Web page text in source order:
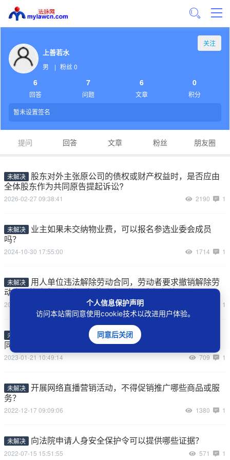
关注
上善若水
男 | 粉丝 0
6
回答
7
问题
6
文章
0
积分
暂未设置签名
提问 回答 文章 粉丝 朋友圈
未解决
股东对外主张原公司的债权或财产权益时，是否应由
全体股东作为共同原告提起诉讼?
2026-02-27 09:38:41 2190 1
未解决
业主如果未交纳物业费，可以报名参选业委会成员
吗？
2024-10-30 17:55:00 1714 1
未解决
用人单位违法解除劳动合同，劳动者要求撤销解除劳
动合同的决定，继续履行劳动合同的，应如何处理？
2024-02-18 12:58:22 1
未解决
劳动者依法请求用人单位与其订立无固定期限劳动合
同的，劳动人事仲裁机构或人民法院应如何处理？
2023-01-21 10:49:14 709 1
未解决 开展网络直播营销活动，不得促销推广哪些商品或服
务？
2022-12-17 09:09:06 1380 1
未解决 向法院申请人身安全保护令可以提供哪些证据？
2022-07-15 15:51:55 571 1
个人信息保护声明
访问本站需同意使用cookie技术以改进用户体验。
同意后关闭